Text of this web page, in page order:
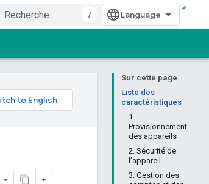
/
Sur cette page
Liste des
caractéristiques
1.
Provisionnement
des appareils
2. Sécurité de
l'appareil
3. Gestion des